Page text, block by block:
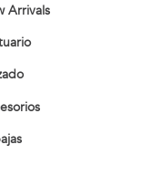
Arrivals